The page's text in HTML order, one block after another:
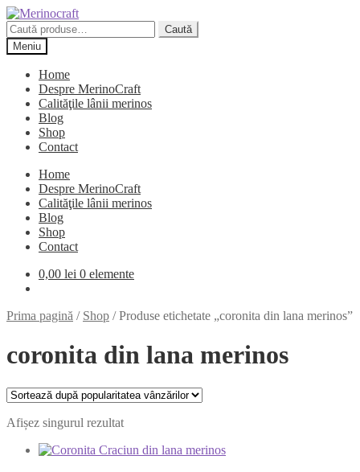
Sari
la
navigare
Sari
la
conținut
Caută
după:
Caută
Meniu
Home
Despre MerinoCraft
Calităţile lânii merinos
Blog
Shop
Contact
Home
Despre MerinoCraft
Calităţile lânii merinos
Blog
Shop
Contact
0,00 lei 0 elemente
Prima pagină / Shop /Produse etichetate „coronita din lana merinos”
coronita din lana merinos
Afișez singurul rezultat